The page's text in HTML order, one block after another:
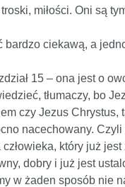
miłości. Oni są
bardzo ciekawą, a
15 – ona jest o
tłumaczy, bo
czy Jezus
nacechowany.
który już
dobry i już jest
w żaden sposób nie